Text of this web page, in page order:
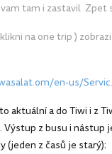
tam i zastavil Zpet
na one trip )
en-us/
aktuální a do Tiwi i z
z busu i nástup
(jeden z časů je starý):